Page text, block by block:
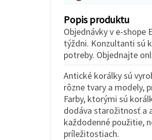
Popis produktu
Objednávky v e-shope
týždni. Konzultanti sú
potreby. Objednajte
Antické korálky sú
rôzne tvary a modely,
Farby, ktorými sú
dodáva starožitnosť a
každodenné použitie,
príležitostiach.